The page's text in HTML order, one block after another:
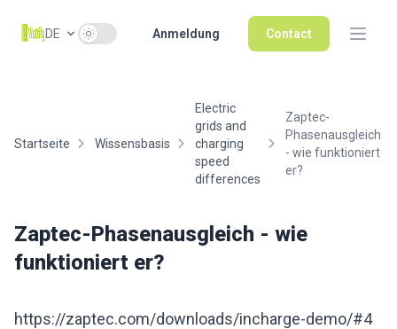
DE Use setting Anmeldung Contact
Startseite Wissensbasis
Electric
grids and
charging
speed
differences
Zaptec-
Phasenausgleich
- wie funktioniert
er?
Zaptec-Phasenausgleich - wie
funktioniert er?
https://zaptec.com/downloads/incharge-demo/#4